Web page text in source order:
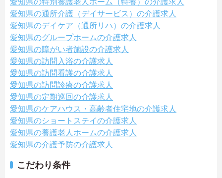
愛知県の特別養護老人ホーム（特養）の介護求人
愛知県の通所介護（デイサービス）の介護求人
愛知県のデイケア（通所リハ）の介護求人
愛知県のグループホームの介護求人
愛知県の障がい者施設の介護求人
愛知県の訪問入浴の介護求人
愛知県の訪問看護の介護求人
愛知県の訪問診療の介護求人
愛知県の定期巡回の介護求人
愛知県のケアハウス・高齢者住宅地の介護求人
愛知県のショートステイの介護求人
愛知県の養護老人ホームの介護求人
愛知県の介護予防の介護求人
こだわり条件